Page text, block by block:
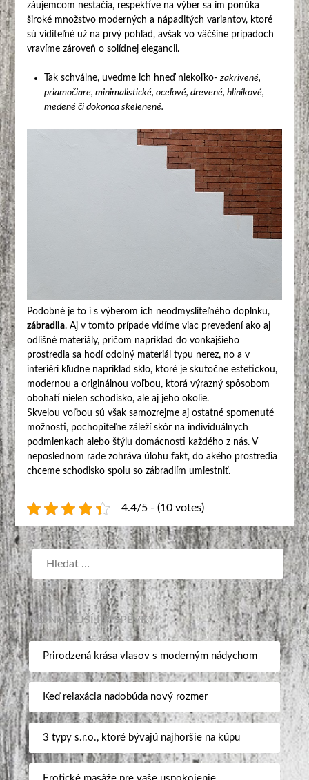
záujemcom nestačia, respektíve na výber sa im ponúka
široké množstvo moderných a nápaditých variantov, ktoré
sú viditeľné už na prvý pohľad, avšak vo väčšine prípadoch
vravíme zároveň o solídnej elegancii.
Tak schválne, uveďme ich hneď niekoľko- zakrivené,
priamočiare, minimalistické, oceľové, drevené, hliníkové,
medené či dokonca skelenené.
Podobné je to i s výberom ich neodmysliteľného doplnku,
zábradlia. Aj v tomto prípade vidíme viac prevedení ako aj
odlišné materiály, pričom napríklad do vonkajšieho
prostredia sa hodí odolný materiál typu nerez, no a v
interiéri kľudne napríklad sklo, ktoré je skutočne estetickou,
modernou a originálnou voľbou, ktorá výrazný spôsobom
obohatí nielen schodisko, ale aj jeho okolie.
Skvelou voľbou sú však samozrejme aj ostatné spomenuté
možnosti, pochopiteľne záleží skôr na individuálnych
podmienkach alebo štýlu domácnosti každého z nás. V
neposlednom rade zohráva úlohu fakt, do akého prostredia
chceme schodisko spolu so zábradlím umiestniť.
4.4/5 - (10 votes)
NEJNOVĚJŠÍ PŘÍSPĚVKY
Prirodzená krása vlasov s moderným nádychom
Keď relaxácia nadobúda nový rozmer
3 typy s.r.o., ktoré bývajú najhoršie na kúpu